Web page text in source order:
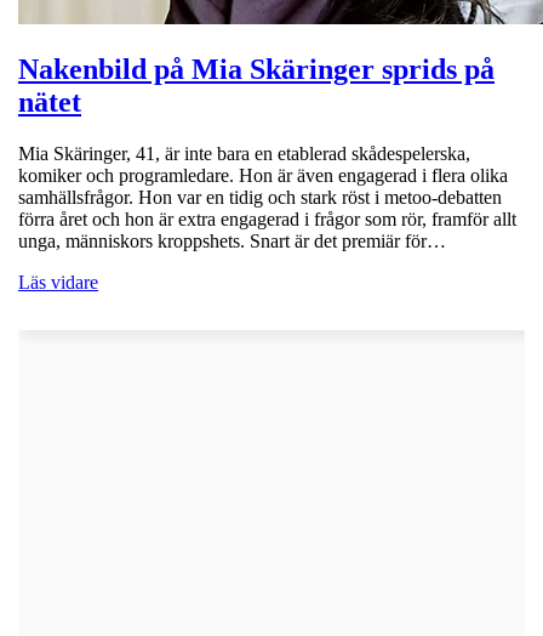
Nakenbild på Mia Skäringer sprids på
nätet
Mia Skäringer, 41, är inte bara en etablerad skådespelerska,
komiker och programledare. Hon är även engagerad i flera olika
samhällsfrågor. Hon var en tidig och stark röst i metoo-debatten
förra året och hon är extra engagerad i frågor som rör, framför allt
unga, människors kroppshets. Snart är det premiär för…
Läs vidare